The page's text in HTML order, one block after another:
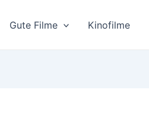
Gute Filme Kinofilme